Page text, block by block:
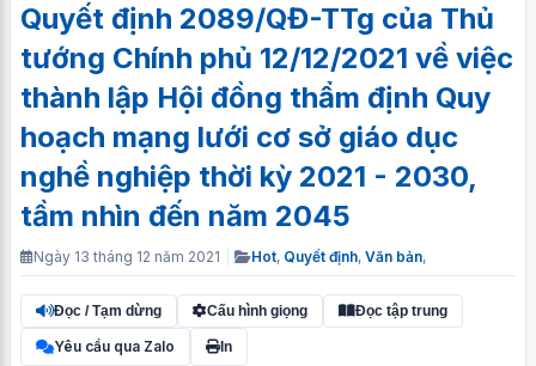
Quyết định 2089/QĐ-TTg của Thủ
tướng Chính phủ 12/12/2021 về việc
thành lập Hội đồng thẩm định Quy
hoạch mạng lưới cơ sở giáo dục
nghề nghiệp thời kỳ 2021 - 2030,
tầm nhìn đến năm 2045
Ngày 13 tháng 12 năm 2021 Hot, Quyết định, Văn bản,
Đọc / Tạm dừng Cấu hình giọng Đọc tập trung
Yêu cầu qua Zalo In